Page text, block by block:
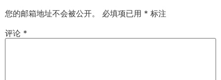
您的邮箱地址不会被公开。 必填项已用 * 标注
评论 *